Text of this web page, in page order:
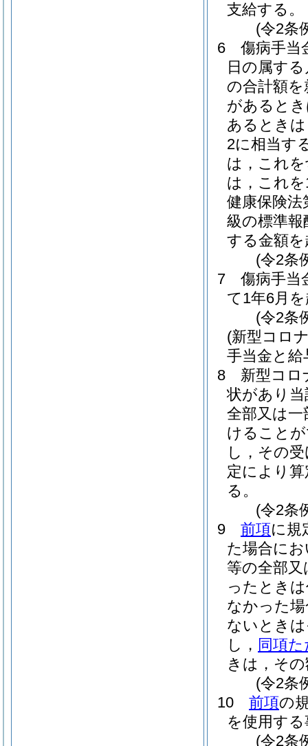
支給する。
(令2条
6
傷病手当
日の属す
の合計額
があると
あるとき
2に相当す
は，これ
は，これ
健康保険法
級の標準
する金額
(令2条
7
傷病手当
て1年6月
(令2条
(新型コロ
手当金と給
8
新型コロ
状があり
全部又は
けること
し，その
定により
る。
(令2条
9
前項に規
た場合に
等の全部
ったとき
なかった
ないとき
し， 同項
きは，そ
(令2条
10
前項の
を使用す
(令2条